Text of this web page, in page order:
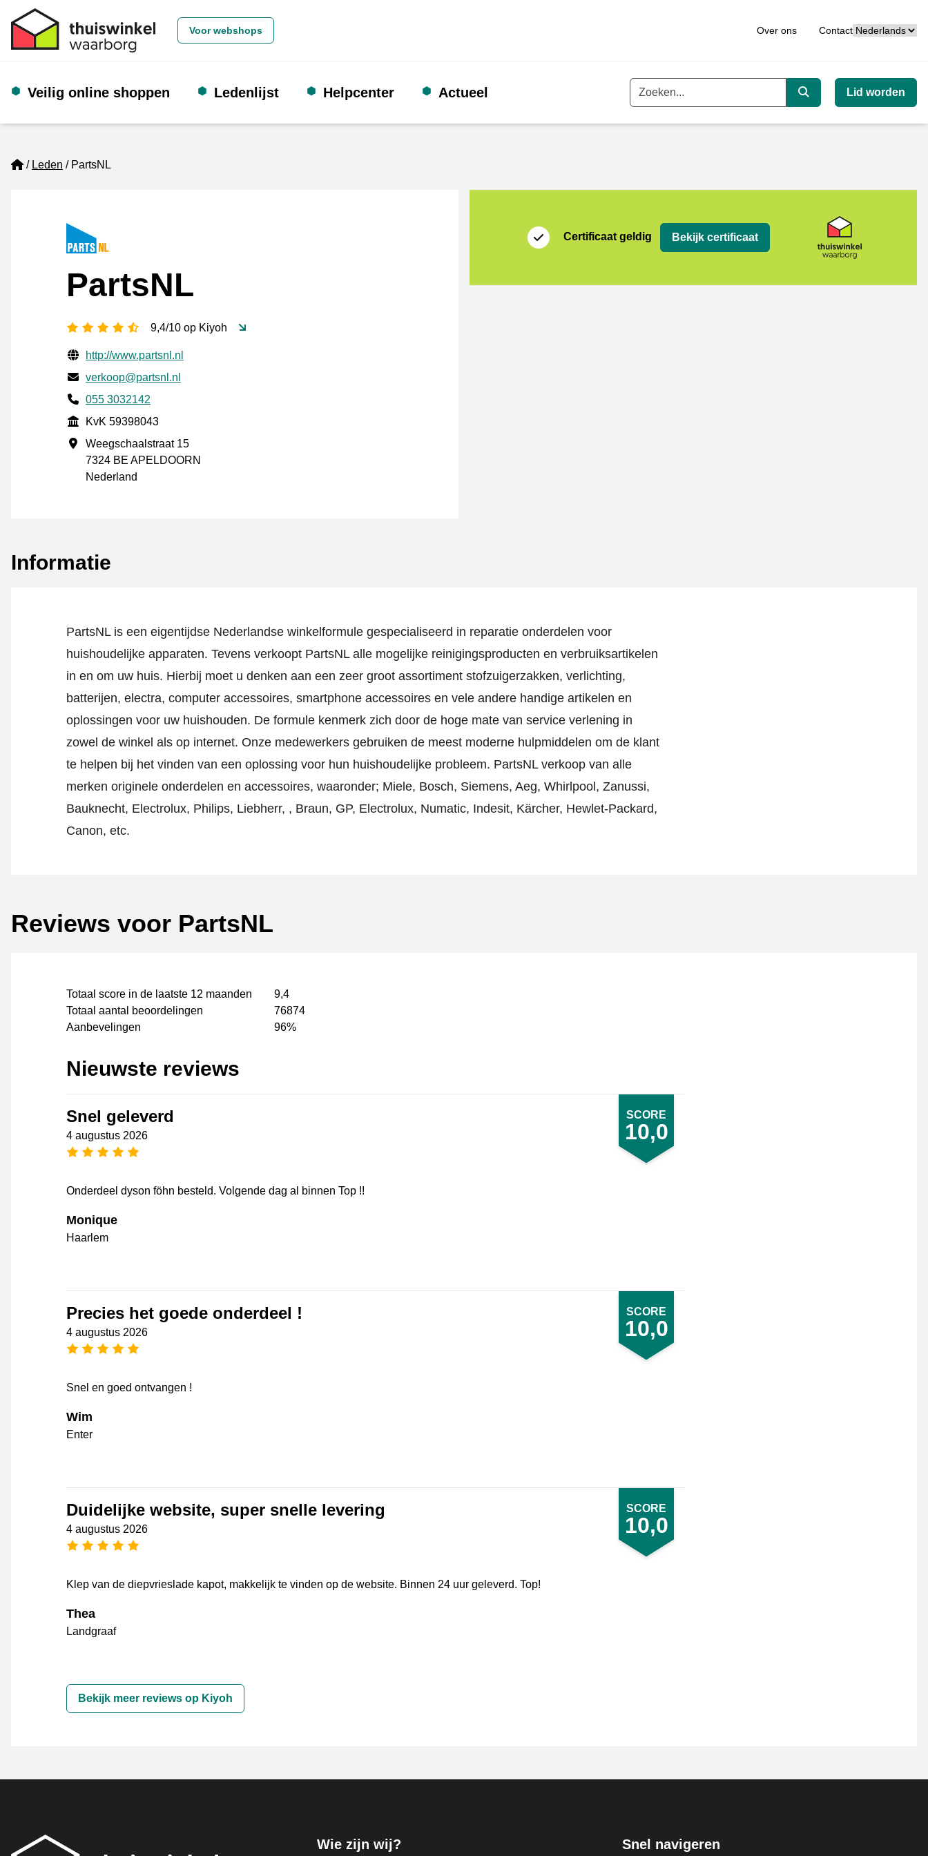
Voor webshops Over ons ContactTaal
Veilig online shoppen Ledenlijst Helpcenter Actueel Trefwoord
Zoeken
Lid worden
Home
Leden PartsNL
PartsNL
4,5 sterren
9,4/10 op Kiyoh
Gecontroleerde contactgegevens
Website URL
http://www.partsnl.nl
E-mail
verkoop@partsnl.nl
Telefoonnummer
055 3032142
KvK
KvK 59398043
Vestigingsadres
Weegschaalstraat 15
7324 BE APELDOORN
Nederland
Certificaat geldig Bekijk certificaat
Informatie
PartsNL is een eigentijdse Nederlandse winkelformule gespecialiseerd in reparatie onderdelen voor
huishoudelijke apparaten. Tevens verkoopt PartsNL alle mogelijke reinigingsproducten en verbruiksartikelen
in en om uw huis. Hierbij moet u denken aan een zeer groot assortiment stofzuigerzakken, verlichting,
batterijen, electra, computer accessoires, smartphone accessoires en vele andere handige artikelen en
oplossingen voor uw huishouden. De formule kenmerk zich door de hoge mate van service verlening in
zowel de winkel als op internet. Onze medewerkers gebruiken de meest moderne hulpmiddelen om de klant
te helpen bij het vinden van een oplossing voor hun huishoudelijke probleem. PartsNL verkoop van alle
merken originele onderdelen en accessoires, waaronder; Miele, Bosch, Siemens, Aeg, Whirlpool, Zanussi,
Bauknecht, Electrolux, Philips, Liebherr, , Braun, GP, Electrolux, Numatic, Indesit, Kärcher, Hewlet-Packard,
Canon, etc.
Reviews voor PartsNL
Totaal score in de laatste 12 maanden
9,4
Totaal aantal beoordelingen
76874
Aanbevelingen
96%
Nieuwste reviews
SCORE
10,0
Snel geleverd
4 augustus 2026
5 sterren
Onderdeel dyson föhn besteld. Volgende dag al binnen Top !!
Monique
Haarlem
SCORE
10,0
Precies het goede onderdeel !
4 augustus 2026
5 sterren
Snel en goed ontvangen !
Wim
Enter
SCORE
10,0
Duidelijke website, super snelle levering
4 augustus 2026
5 sterren
Klep van de diepvrieslade kapot, makkelijk te vinden op de website. Binnen 24 uur geleverd. Top!
Thea
Landgraaf
Bekijk meer reviews op Kiyoh
Wie zijn wij? Snel navigeren